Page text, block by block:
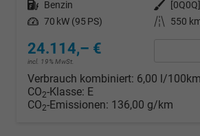
Kraftstoff Benzin Außenfarbe
Leistung 70 kW (95 PS) Kilometerstand 550
24.114,– €
incl. 19% MwSt.
Verbrauch kombiniert: 6,00 l/100km
CO2-Klasse: E
CO2-Emissionen: 136,00 g/km